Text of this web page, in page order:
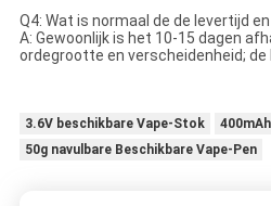
Q4: Wat is normaal de de levertijd
A: Gewoonlijk is het 10-15 dagen
ordegrootte en verscheidenheid; de
3.6V beschikbare Vape-Stok
50g navulbare Beschikbare Vape-Pen